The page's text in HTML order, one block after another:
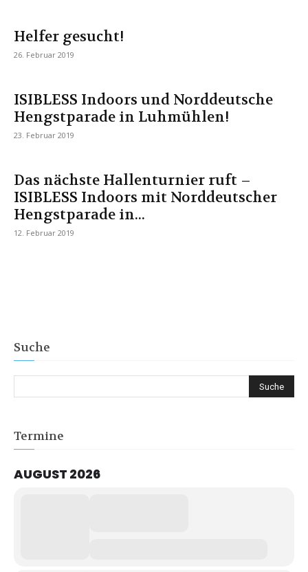
Helfer gesucht!
26. Februar 2019
ISIBLESS Indoors und Norddeutsche
Hengstparade in Luhmühlen!
23. Februar 2019
Das nächste Hallenturnier ruft –
ISIBLESS Indoors mit Norddeutscher
Hengstparade in...
12. Februar 2019
Suche
Termine
AUGUST 2026